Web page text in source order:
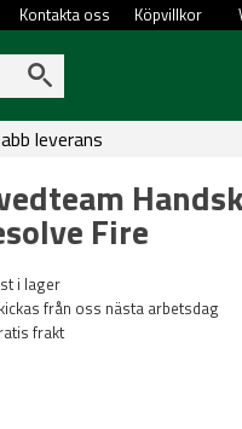
Köpvillkor
Kontakta oss
leverans
Fire
i lager
från oss nästa arbetsdag
frakt